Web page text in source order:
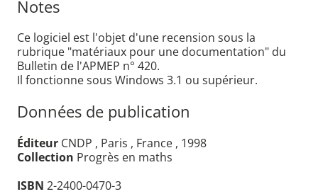
Notes
Ce logiciel est l'objet d'une recension sous la
rubrique "matériaux pour une documentation" du
Bulletin de l'APMEP n° 420.
Il fonctionne sous Windows 3.1 ou supérieur.
Données de publication
Éditeur CNDP , Paris , France , 1998
Collection Progrès en maths
ISBN 2-2400-0470-3